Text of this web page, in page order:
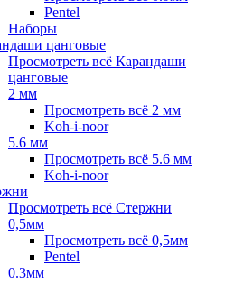
Pentel
Наборы
цанговые
Просмотреть всё Карандаши
цанговые
2 мм
Просмотреть всё 2 мм
Koh-i-noor
5.6 мм
Просмотреть всё 5.6 мм
Koh-i-noor
Просмотреть всё Стержни
0,5мм
Просмотреть всё 0,5мм
Pentel
0.3мм